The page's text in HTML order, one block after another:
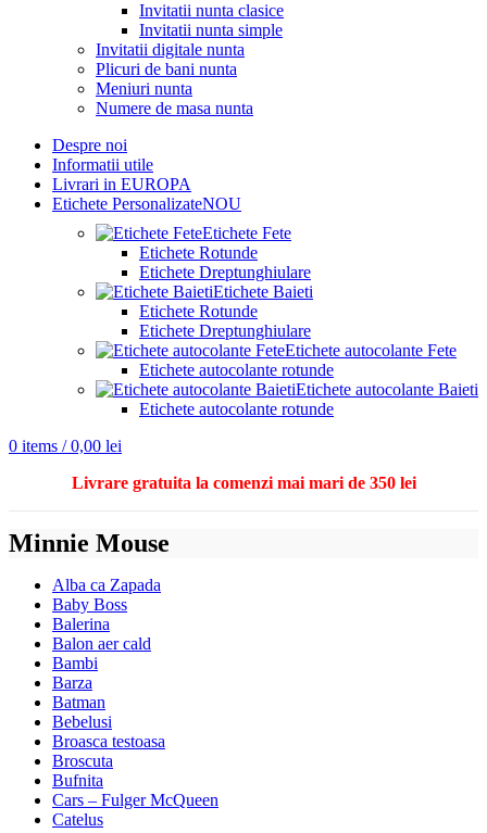
Invitatii nunta clasice
Invitatii nunta simple
Invitatii digitale nunta
Plicuri de bani nunta
Meniuri nunta
Numere de masa nunta
Despre noi
Informatii utile
Livrari in EUROPA
Etichete PersonalizateNOU
Etichete Fete
Etichete Rotunde
Etichete Dreptunghiulare
Etichete Baieti
Etichete Rotunde
Etichete Dreptunghiulare
Etichete autocolante Fete
Etichete autocolante rotunde
Etichete autocolante Baieti
Etichete autocolante rotunde
0 items / 0,00 lei
Livrare gratuita la comenzi mai mari de 350 lei
Minnie Mouse
Alba ca Zapada
Baby Boss
Balerina
Balon aer cald
Bambi
Barza
Batman
Bebelusi
Broasca testoasa
Broscuta
Bufnita
Cars – Fulger McQueen
Catelus